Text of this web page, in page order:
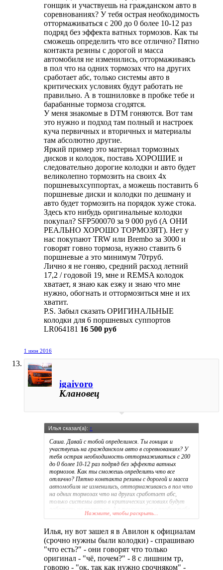
гонщик и участвуешь на гражданском авто в
соревнованиях? У тебя острая необходимость
оттормаживаться с 200 до 0 более 10-12 раз
подряд без эффекта ватных тормозов. Как ты
сможешь определить что все отлично? Пятно
контакта резины с дорогой и масса
автомобиля не изменились, оттормаживаясь
в пол что на одних тормозах что на других
сработает абс, только системы авто в
критических условиях будут работать не
правильно. А в тошниловке в пробке тебе и
барабанные тормоза сгодятся.
У меня знакомые в DTM гоняются. Вот там
это нужно и подход там полный и настроек
куча первичных и вторичных и материалы
там абсолютно другие.
Яркий пример это материал тормозных
дисков и колодок, поставь ХОРОШИЕ и
следовательно дорогие колодки и авто будет
великолепно тормозить на своих 4х
поршневыхсуппортах, а можешь поставить 6
поршневые диски и колодки по дешману и
авто будет тормозить на порядок хуже стока.
Здесь кто нибудь оригинальные колодки
покупал? SFP500070 за 9 000 руб (А ОНИ
РЕАЛЬНО ХОРОШО ТОРМОЗЯТ). Нет у
нас покупают TRW или Brembo за 3000 и
говорят говно тормоза, нужно ставить 6
поршневые а это минимум 70труб.
Лично я не гоняю, средний расход летний
17,2 / годовой 19, мне и REMSA колодок
хватает, я знаю как езжу и знаю что мне
нужно, обогнать и оттормозиться мне и их
хватит.
P.S. Забыл сказать ОРИГИНАЛЬНЫЕ
колодки для 6 поршневых суппортов
LR064181 16 500 руб
1 июн 2016
igaivoro
Клановец
Илья сказал(а): ↑
Саша. Давай с тобой определимся. Ты гонщик и
участвуешь на гражданском авто в соревнованиях? У
тебя острая необходимость оттормаживаться с 200
до 0 более 10-12 раз подряд без эффекта ватных
тормозов. Как ты сможешь определить что все
отлично? Пятно контакта резины с дорогой и масса
автомобиля не изменились, оттормаживаясь в пол что
на одних тормозах что на других сработает абс,
только системы авто в критических условиях будут
работать не правильно. А в тошниловке в пробке тебе
и барабанные тормоза сгодятся.
нужно и подход там полный и настроек куча первичных
и вторичных и материалы там абсолютно другие.
Яркий пример это материал тормозных дисков и
колодок, поставь ХОРОШИЕ и следовательно дорогие
колодки и авто будет великолепно тормозить на своих
Нажмите, чтобы раскрыть...
Илья, ну вот зашел я в Авилон к официалам
(срочно нужны были колодки) - спрашиваю
"что есть?" - они говорят что только
оригинал - "чё, почем?" - 8 с лишним тр,
говорю - "ок, так как нужно срочняком" -